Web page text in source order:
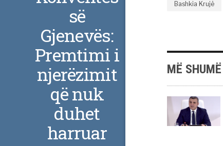
Bashkia Krujë
MË
së
Gjenevës:
Premtimi i
njerëzimit
që nuk
duhet
harruar